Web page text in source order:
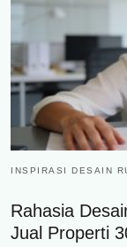
INSPIRASI DESAIN
Rahasia
Jual Properti